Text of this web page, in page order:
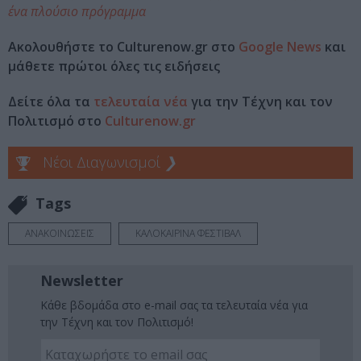
ένα πλούσιο πρόγραμμα
Ακολουθήστε το Culturenow.gr στο Google News και
μάθετε πρώτοι όλες τις ειδήσεις
Δείτε όλα τα τελευταία νέα για την Τέχνη και τον
Πολιτισμό στο Culturenow.gr
Νέοι Διαγωνισμοί ❯
Tags
ΑΝΑΚΟΙΝΩΣΕΙΣ ΚΑΛΟΚΑΙΡΙΝΑ ΦΕΣΤΙΒΑΛ
Newsletter
Κάθε βδομάδα στο e-mail σας τα τελευταία νέα για
την Τέχνη και τον Πολιτισμό!